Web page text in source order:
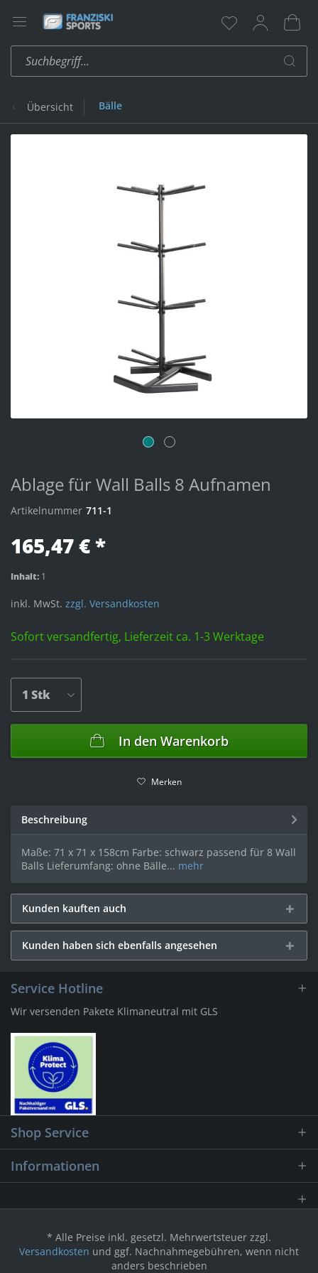
Übersicht Bälle
Ablage für Wall Balls 8 Aufnamen
Artikelnummer 711-1
165,47 € *
Inhalt: 1
inkl. MwSt. zzgl. Versandkosten
Sofort versandfertig, Lieferzeit ca. 1-3 Werktage
In den Warenkorb
Merken
Beschreibung
Maße: 71 x 71 x 158cm Farbe: schwarz passend für 8 Wall
Balls Lieferumfang: ohne Bälle... mehr
Kunden kauften auch
Kunden haben sich ebenfalls angesehen
Service Hotline
Wir versenden Pakete Klimaneutral mit GLS
Shop Service
Informationen
* Alle Preise inkl. gesetzl. Mehrwertsteuer zzgl.
Versandkosten und ggf. Nachnahmegebühren, wenn nicht
anders beschrieben